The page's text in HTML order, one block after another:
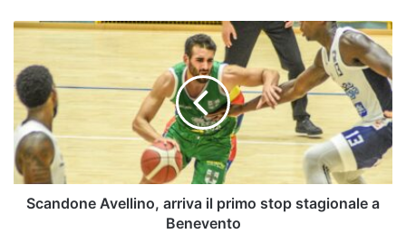
Scandone
arriva
il
primo
stop
stagionale
a
Benevento
Scandone Avellino, arriva il primo stop stagionale a
Benevento